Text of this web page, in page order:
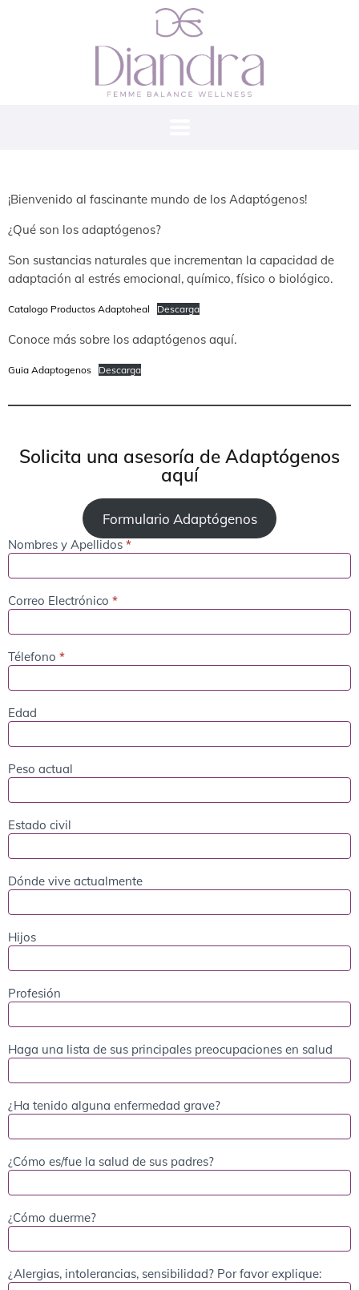
¡Bienvenido al fascinante mundo de los Adaptógenos!
¿Qué son los adaptógenos?
Son sustancias naturales que incrementan la capacidad de
adaptación al estrés emocional, químico, físico o biológico.
Catalogo Productos Adaptoheal Descarga
Conoce más sobre los adaptógenos aquí.
Guia Adaptogenos Descarga
Solicita una asesoría de Adaptógenos
aquí
Formulario Adaptógenos
Adaptógenos
Nombres y Apellidos *
Correo Electrónico *
Télefono *
Edad
Peso actual
Estado civil
Dónde vive actualmente
Hijos
Profesión
Haga una lista de sus principales preocupaciones en salud
¿Ha tenido alguna enfermedad grave?
¿Cómo es/fue la salud de sus padres?
¿Cómo duerme?
¿Alergias, intolerancias, sensibilidad? Por favor explique: